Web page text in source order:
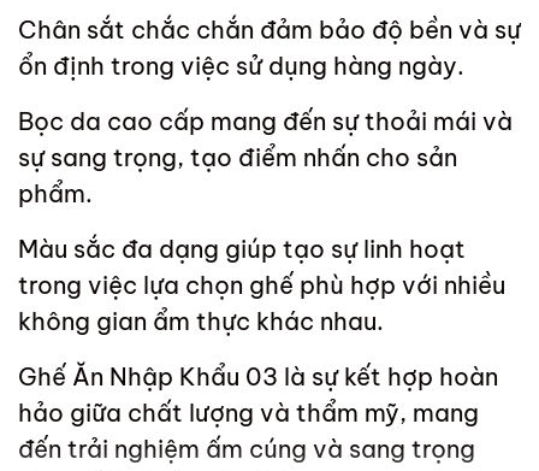
Chân sắt chắc chắn đảm bảo độ bền và sự
ổn định trong việc sử dụng hàng ngày.
Bọc da cao cấp mang đến sự thoải mái và
sự sang trọng, tạo điểm nhấn cho sản
phẩm.
Màu sắc đa dạng giúp tạo sự linh hoạt
trong việc lựa chọn ghế phù hợp với nhiều
không gian ẩm thực khác nhau.
Ghế Ăn Nhập Khẩu 03 là sự kết hợp hoàn
hảo giữa chất lượng và thẩm mỹ, mang
đến trải nghiệm ấm cúng và sang trọng